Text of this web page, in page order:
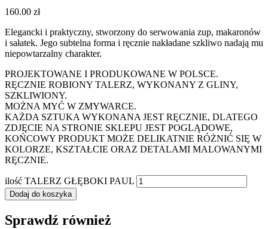
160.00 zł
Elegancki i praktyczny, stworzony do serwowania zup, makaronów
i sałatek. Jego subtelna forma i ręcznie nakładane szkliwo nadają mu
niepowtarzalny charakter.
PROJEKTOWANE I PRODUKOWANE W POLSCE.
RĘCZNIE ROBIONY TALERZ, WYKONANY Z GLINY,
SZKLIWIONY.
MOŻNA MYĆ W ZMYWARCE.
KAŻDA SZTUKA WYKONANA JEST RĘCZNIE, DLATEGO
ZDJĘCIE NA STRONIE SKLEPU JEST POGLĄDOWE,
KOŃCOWY PRODUKT MOŻE DELIKATNIE RÓŻNIĆ SIĘ W
KOLORZE, KSZTAŁCIE ORAZ DETALAMI MALOWANYMI
RĘCZNIE.
ilość TALERZ GŁĘBOKI PAUL
Dodaj do koszyka
Sprawdź również